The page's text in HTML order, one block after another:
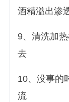
酒精溢出渗
9、清洗加
去
10、没事的
流